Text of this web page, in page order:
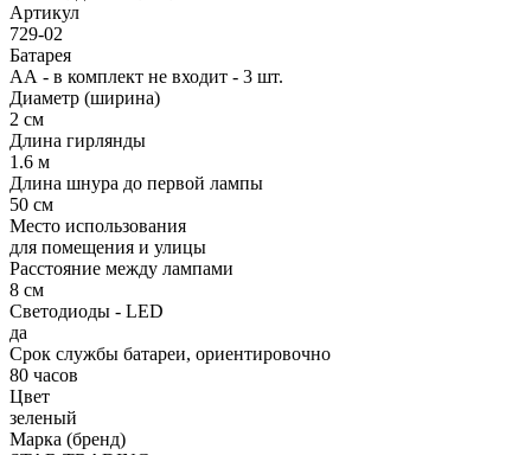
Артикул
729-02
Батарея
АА - в комплект не входит - 3 шт.
Диаметр (ширина)
2 см
Длина гирлянды
1.6 м
Длина шнура до первой лампы
50 см
Место использования
для помещения и улицы
Расстояние между лампами
8 см
Светодиоды - LED
да
Срок службы батареи, ориентировочно
80 часов
Цвет
зеленый
Марка (бренд)